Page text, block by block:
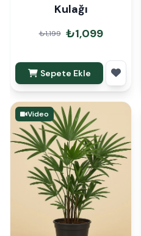
Kulağı
₺1,199 ₺1,099
Sepete Ekle
Video